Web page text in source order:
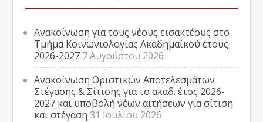
Ανακοίνωση για τους νέους εισακτέους στο
Τμήμα Κοινωνιολογίας Ακαδημαϊκού έτους
2026-2027 7 Αυγούστου 2026
Ανακοίνωση Οριστικών Αποτελεσμάτων
Στέγασης & Σίτισης για το ακαδ. έτος 2026-
2027 και υποβολή νέων αιτήσεων για σίτιση
και στέγαση 31 Ιουλίου 2026